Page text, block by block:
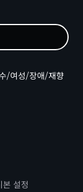
/여성/장애/재향
설정